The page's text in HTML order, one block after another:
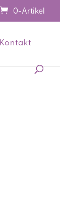
0-Artikel
Kontakt